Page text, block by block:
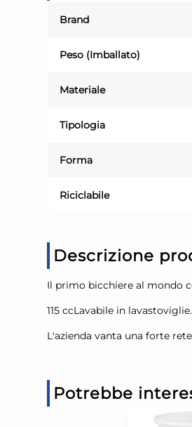
Brand
Peso (Imballato)
Materiale
Tipologia
Forma
Riciclabile
Descrizione
Il primo bicchiere al mondo
115 ccLavabile in
L'azienda vanta una forte
Potrebbe